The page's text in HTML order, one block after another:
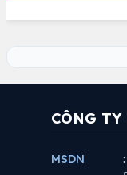
CÔNG
MSDN